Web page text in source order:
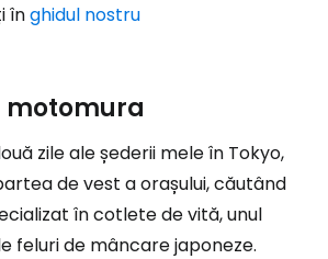
înghidul nostru
motomura
zile ale șederii mele în Tokyo,
de vest a orașului, căutând
în cotlete de vită, unul
feluri de mâncare japoneze.